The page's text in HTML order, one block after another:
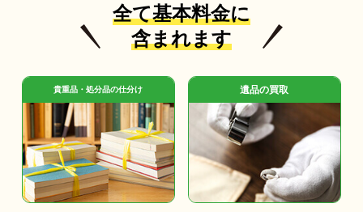
全て基本料金に
含まれます
貴重品・処分品の仕分け 遺品の買取